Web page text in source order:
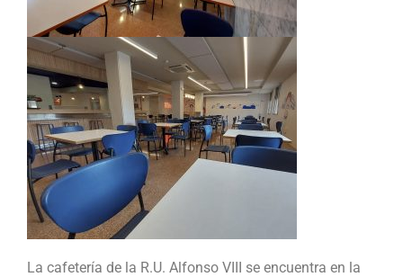
La cafetería de la R.U. Alfonso VIII se encuentra en la